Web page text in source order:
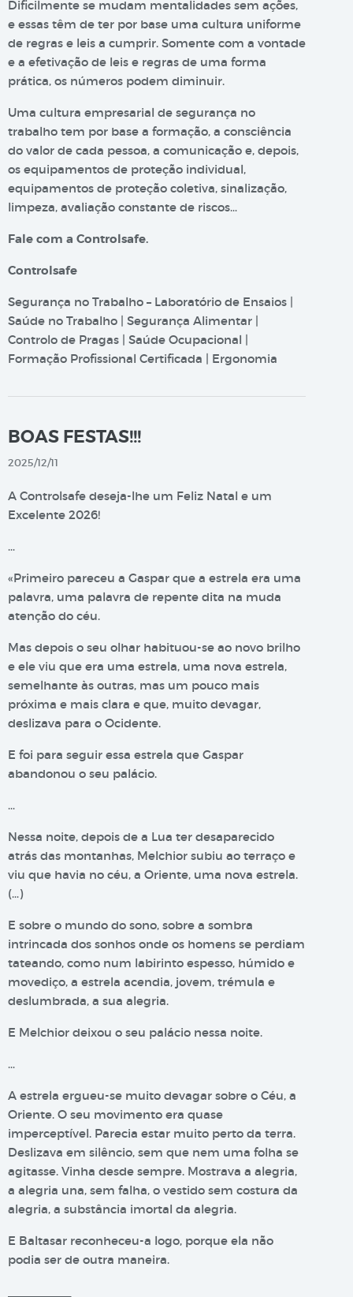
Dificilmente se mudam mentalidades sem ações,
e essas têm de ter por base uma cultura uniforme
de regras e leis a cumprir. Somente com a vontade
e a efetivação de leis e regras de uma forma
prática, os números podem diminuir.
Uma cultura empresarial de segurança no
trabalho tem por base a formação, a consciência
do valor de cada pessoa, a comunicação e, depois,
os equipamentos de proteção individual,
equipamentos de proteção coletiva, sinalização,
limpeza, avaliação constante de riscos…
Fale com a Controlsafe.
Controlsafe
Segurança no Trabalho – Laboratório de Ensaios |
Saúde no Trabalho | Segurança Alimentar |
Controlo de Pragas | Saúde Ocupacional |
Formação Profissional Certificada | Ergonomia
BOAS FESTAS!!!
2025/12/11
A Controlsafe deseja-lhe um Feliz Natal e um
Excelente 2026!
…
«Primeiro pareceu a Gaspar que a estrela era uma
palavra, uma palavra de repente dita na muda
atenção do céu.
Mas depois o seu olhar habituou-se ao novo brilho
e ele viu que era uma estrela, uma nova estrela,
semelhante às outras, mas um pouco mais
próxima e mais clara e que, muito devagar,
deslizava para o Ocidente.
E foi para seguir essa estrela que Gaspar
abandonou o seu palácio.
…
Nessa noite, depois de a Lua ter desaparecido
atrás das montanhas, Melchior subiu ao terraço e
viu que havia no céu, a Oriente, uma nova estrela.
(…)
E sobre o mundo do sono, sobre a sombra
intrincada dos sonhos onde os homens se perdiam
tateando, como num labirinto espesso, húmido e
movediço, a estrela acendia, jovem, trémula e
deslumbrada, a sua alegria.
E Melchior deixou o seu palácio nessa noite.
…
A estrela ergueu-se muito devagar sobre o Céu, a
Oriente. O seu movimento era quase
imperceptível. Parecia estar muito perto da terra.
Deslizava em silêncio, sem que nem uma folha se
agitasse. Vinha desde sempre. Mostrava a alegria,
a alegria una, sem falha, o vestido sem costura da
alegria, a substância imortal da alegria.
E Baltasar reconheceu-a logo, porque ela não
podia ser de outra maneira.